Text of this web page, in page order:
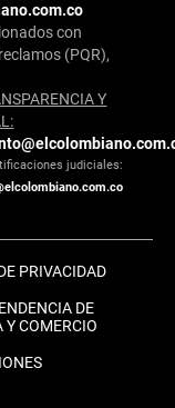
con
(PQR),
Y
judiciales:
PRIVACIDAD
DE
Y COMERCIO